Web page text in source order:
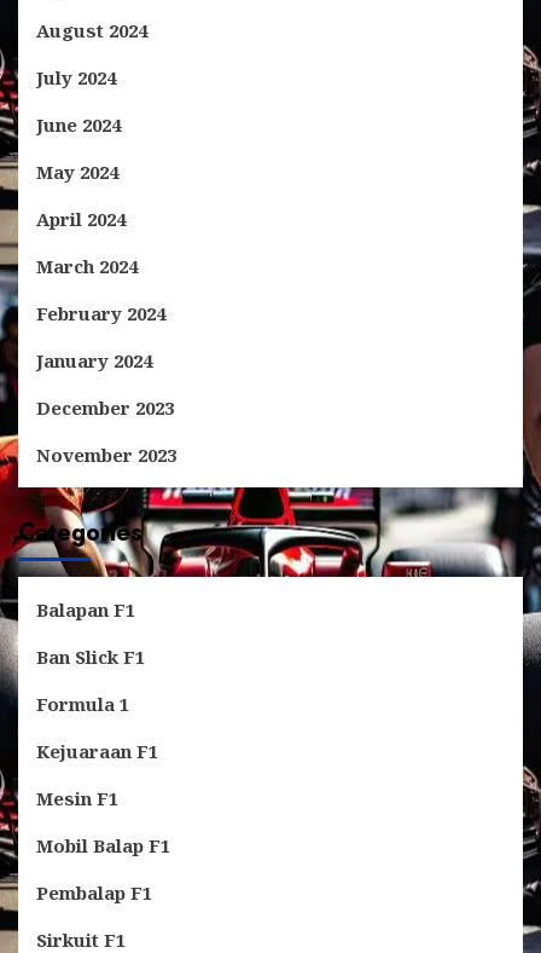
August 2024
July 2024
June 2024
May 2024
April 2024
March 2024
February 2024
January 2024
December 2023
November 2023
Categories
Balapan F1
Ban Slick F1
Formula 1
Kejuaraan F1
Mesin F1
Mobil Balap F1
Pembalap F1
Sirkuit F1